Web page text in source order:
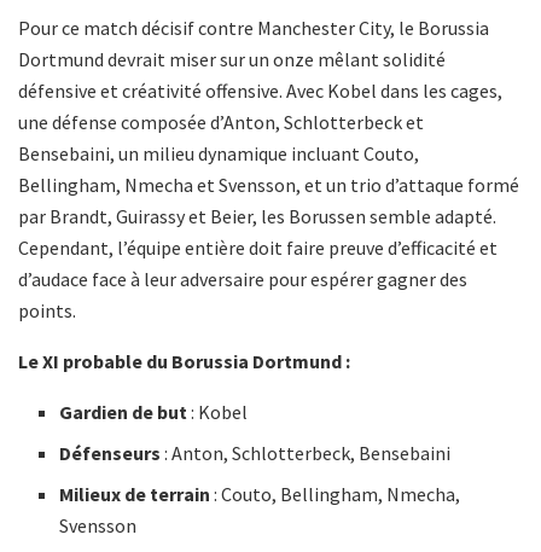
Pour ce match décisif contre Manchester City, le Borussia
Dortmund devrait miser sur un onze mêlant solidité
défensive et créativité offensive. Avec Kobel dans les cages,
une défense composée d’Anton, Schlotterbeck et
Bensebaini, un milieu dynamique incluant Couto,
Bellingham, Nmecha et Svensson, et un trio d’attaque formé
par Brandt, Guirassy et Beier, les Borussen semble adapté.
Cependant, l’équipe entière doit faire preuve d’efficacité et
d’audace face à leur adversaire pour espérer gagner des
points.
Le XI probable du Borussia Dortmund :
Gardien de but : Kobel
Défenseurs : Anton, Schlotterbeck, Bensebaini
Milieux de terrain : Couto, Bellingham, Nmecha,
Svensson